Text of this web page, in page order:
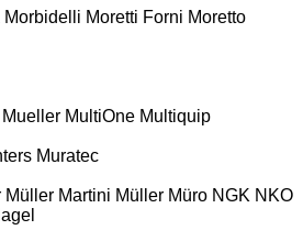
Morbidelli Moretti Forni Moretto
Mueller MultiOne Multiquip
Muratec
Müller Martini Müller Müro NGK NKO